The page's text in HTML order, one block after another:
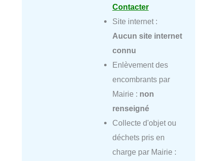
Contacter
Site internet :
Aucun site internet
connu
Enlèvement des
encombrants par
Mairie : non
renseigné
Collecte d'objet ou
déchets pris en
charge par Mairie :